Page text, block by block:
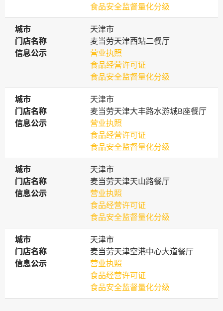
食品安全监督量化分级
城市
城市
天津市
门店名称
门店名称
麦当劳天津西站二餐厅
信息公示
信息公示
营业执照
食品经营许可证
食品安全监督量化分级
城市
城市
天津市
门店名称
门店名称
麦当劳天津大丰路水游城B座餐厅
信息公示
信息公示
营业执照
食品经营许可证
食品安全监督量化分级
城市
城市
天津市
门店名称
门店名称
麦当劳天津天山路餐厅
信息公示
信息公示
营业执照
食品经营许可证
食品安全监督量化分级
城市
城市
天津市
门店名称
门店名称
麦当劳天津空港中心大道餐厅
信息公示
信息公示
营业执照
食品经营许可证
食品安全监督量化分级